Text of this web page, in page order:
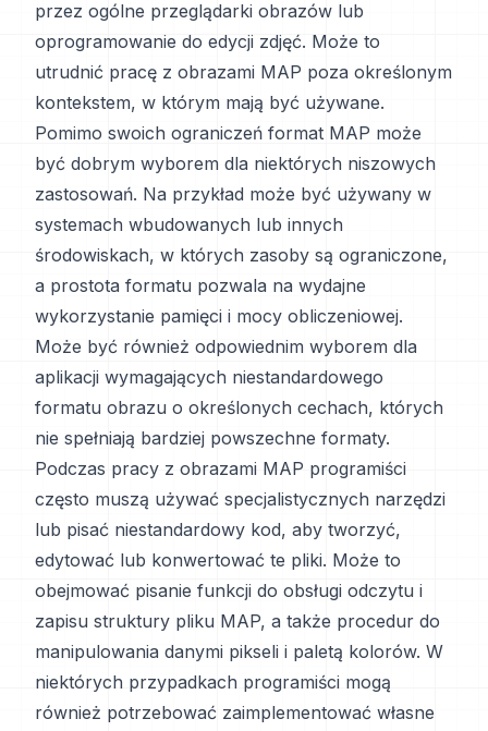
przez ogólne przeglądarki obrazów lub
oprogramowanie do edycji zdjęć. Może to
utrudnić pracę z obrazami MAP poza określonym
kontekstem, w którym mają być używane.
Pomimo swoich ograniczeń format MAP może
być dobrym wyborem dla niektórych niszowych
zastosowań. Na przykład może być używany w
systemach wbudowanych lub innych
środowiskach, w których zasoby są ograniczone,
a prostota formatu pozwala na wydajne
wykorzystanie pamięci i mocy obliczeniowej.
Może być również odpowiednim wyborem dla
aplikacji wymagających niestandardowego
formatu obrazu o określonych cechach, których
nie spełniają bardziej powszechne formaty.
Podczas pracy z obrazami MAP programiści
często muszą używać specjalistycznych narzędzi
lub pisać niestandardowy kod, aby tworzyć,
edytować lub konwertować te pliki. Może to
obejmować pisanie funkcji do obsługi odczytu i
zapisu struktury pliku MAP, a także procedur do
manipulowania danymi pikseli i paletą kolorów. W
niektórych przypadkach programiści mogą
również potrzebować zaimplementować własne